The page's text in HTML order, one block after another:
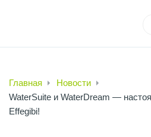
Главная
Новости
WaterSuite и WaterDream —
Effegibi!